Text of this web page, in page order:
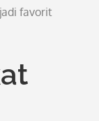
favorit